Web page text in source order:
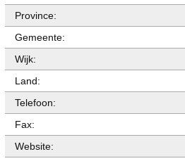
Province:
Gemeente:
Wijk:
Land:
Telefoon:
Fax:
Website: